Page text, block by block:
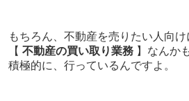
もちろん、不動産を売りたい人向け
【 不動産の買い取り業務】なんか
積極的に、行っているんですよ。